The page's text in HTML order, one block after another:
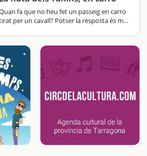
fa que no heu fet un passeig en carro
per un cavall? Potser la resposta és mai;
l'Alt Camp, i que segur que us
sortida acostuma…